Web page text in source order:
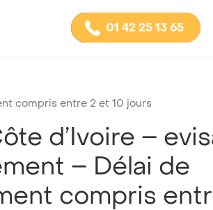
01 42 25 13 65
compris entre 2 et 10 jours
d’Ivoire –
– Délai de
compris